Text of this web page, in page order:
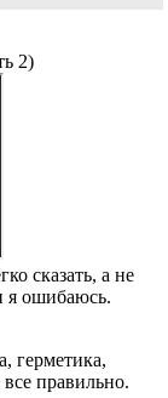
2)
сказать, а не
я ошибаюсь.
герметика,
правильно.